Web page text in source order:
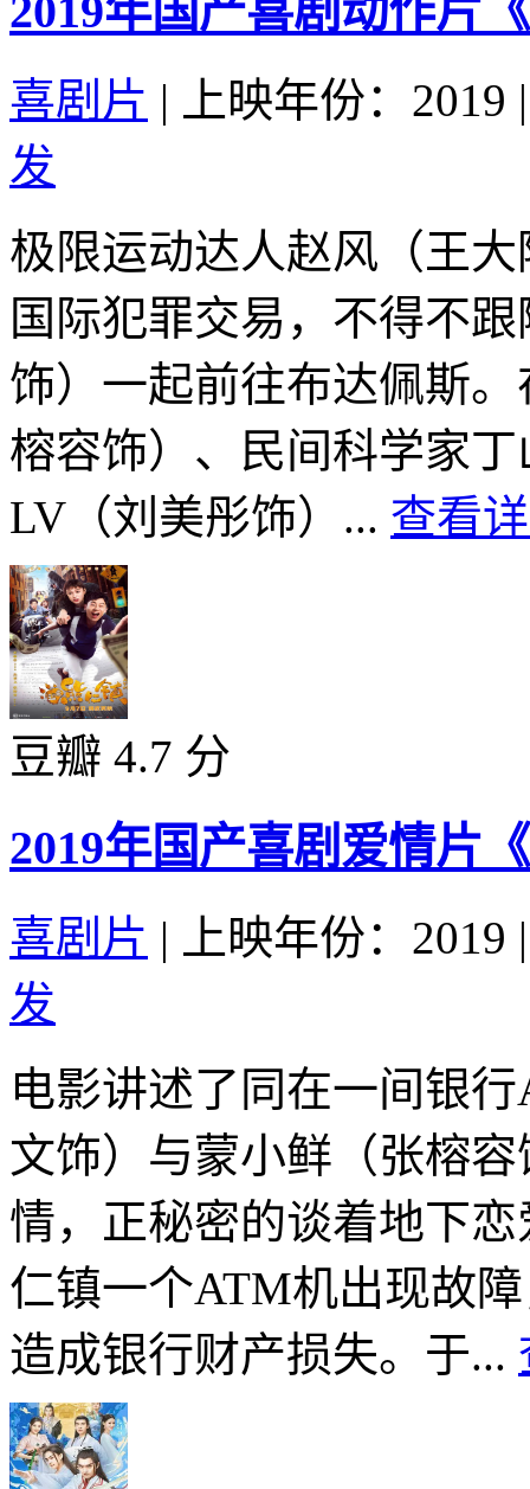
2019年国产喜剧动作片
喜剧片 | 上映年份：2019 |
发
极限运动达人赵风（王
国际犯罪交易，不得不
饰）一起前往布达佩斯
榕容饰）、民间科学家
LV（刘美彤饰）... 查看
豆瓣 4.7 分
2019年国产喜剧爱情片
喜剧片 | 上映年份：2019 |
发
电影讲述了同在一间银
文饰）与蒙小鲜（张榕
情，正秘密的谈着地下
仁镇一个ATM机出现故
造成银行财产损失。于...